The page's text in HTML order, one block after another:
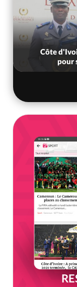
Côte
pour